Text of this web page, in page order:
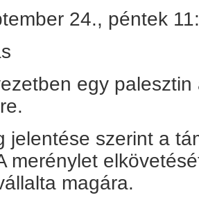
24., péntek
egy
jelentése szerint a
merénylet
magára.